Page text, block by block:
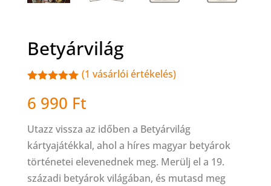
Betyárvilág
5.00az 5-
ből,
alapján
(1 vásárlói értékelés)
6 990 Ft
Utazz vissza az időben a Betyárvilág
kártyajátékkal, ahol a híres magyar betyárok
történetei elevenednek meg. Merülj el a 19.
századi betyárok világában, és mutasd meg